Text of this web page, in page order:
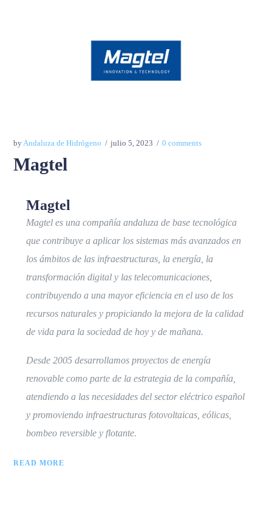
by Andaluza de Hidrógeno julio 5, 2023 0 comments
Magtel
Magtel
Magtel es una compañía andaluza de base tecnológica
que contribuye a aplicar los sistemas más avanzados en
los ámbitos de las infraestructuras, la energía, la
transformación digital y las telecomunicaciones,
contribuyendo a una mayor eficiencia en el uso de los
recursos naturales y propiciando la mejora de la calidad
de vida para la sociedad de hoy y de mañana.
Desde 2005 desarrollamos proyectos de energía
renovable como parte de la estrategia de la compañía,
atendiendo a las necesidades del sector eléctrico español
y promoviendo infraestructuras fotovoltaicas, eólicas,
bombeo reversible y flotante.
READ MORE